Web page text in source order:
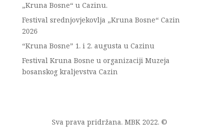
„Kruna Bosne“ u Cazinu.
Festival srednjovjekovlja „Kruna Bosne“ Cazin
2026
“Kruna Bosne” 1. i 2. augusta u Cazinu
Festival Kruna Bosne u organizaciji Muzeja
bosanskog kraljevstva Cazin
Sva prava pridržana. MBK 2022. ©